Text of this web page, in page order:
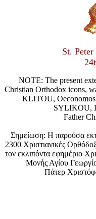
St.
NOTE: The present
Christian Orthodox icons,
KLITOU,
SYLIKOU,
Father
Σημείωση: Η παρούσα
2300 Χριστιανικές
τον εκλιπόντα εφημέριο
Μονής Αγίου
Πάτερ